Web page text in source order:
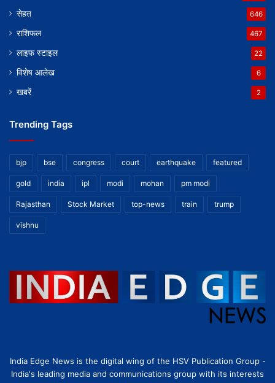
सेहत 646
राशिफल 467
लाइफ स्टाइल 22
विशेष आलेख 6
खबरें 2
Trending Tags
bjp bse congress court earthquake featured
gold india ipl modi mohan pm modi
Rajasthan Stock Market top-news train trump
vishnu
India Edge News is the digital wing of the HSV Publication Group -
India's leading media and communications group with its interests